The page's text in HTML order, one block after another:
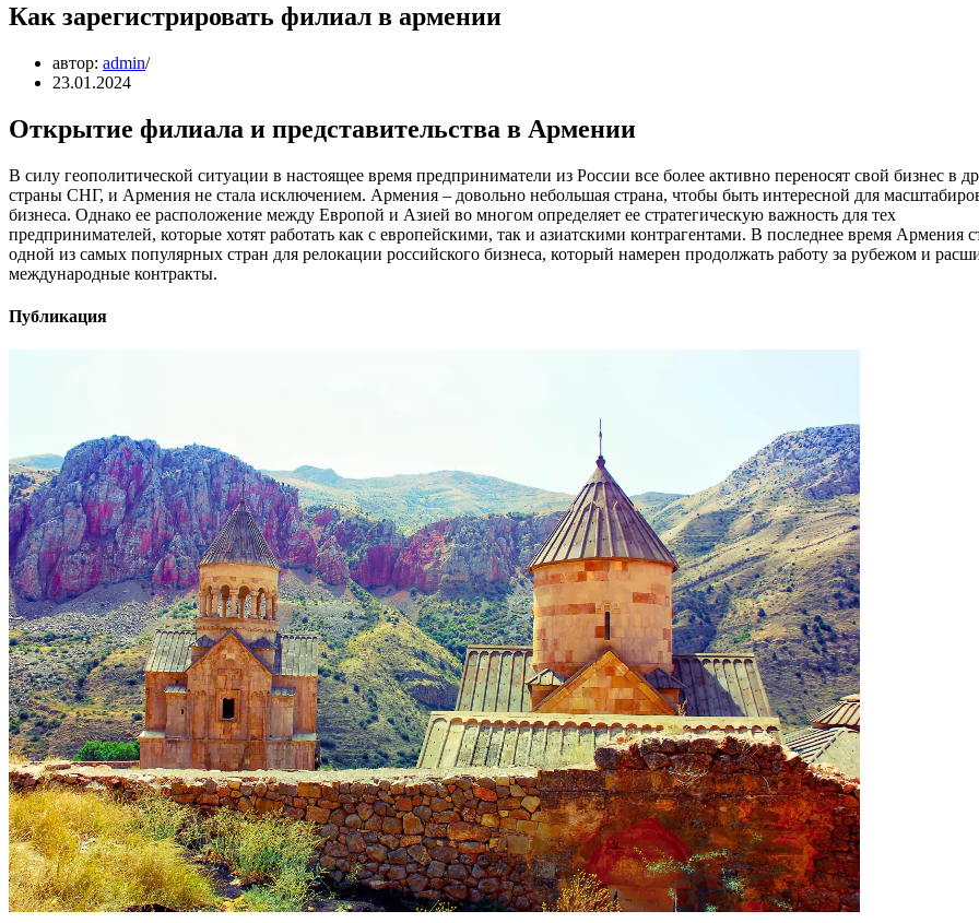
Как зарегистрировать филиал в армении
автор: admin
23.01.2024
Открытие филиала и представительства в Армении
В силу геополитической ситуации в настоящее время предприниматели из России все более активно переносят свой бизнес в
страны СНГ, и Армения не стала исключением. Армения – довольно небольшая страна, чтобы быть интересной для
бизнеса. Однако ее расположение между Европой и Азией во многом определяет ее стратегическую важность для тех
предпринимателей, которые хотят работать как с европейскими, так и азиатскими контрагентами. В последнее время Армения
одной из самых популярных стран для релокации российского бизнеса, который намерен продолжать работу за рубежом и
международные контракты.
Публикация